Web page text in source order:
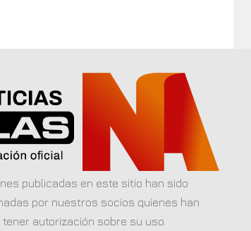
publicadas en este sitio han sido
por nuestros socios quienes han
autorización sobre su uso.